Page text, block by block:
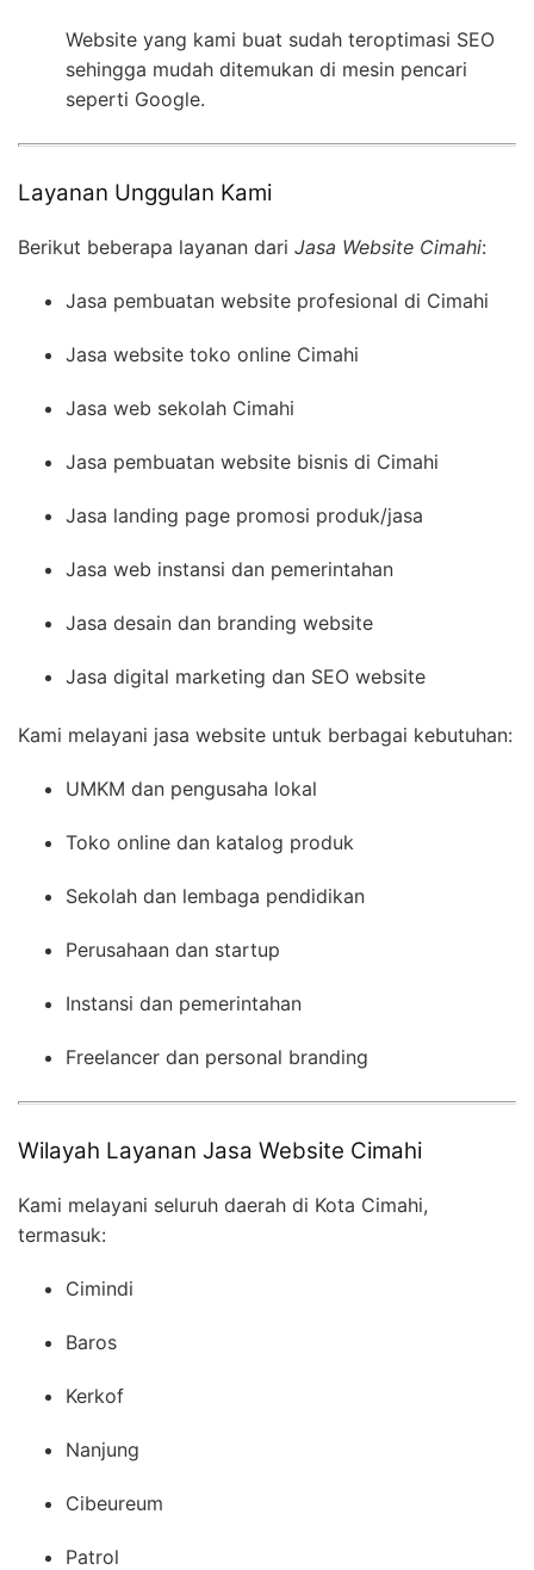
Website yang kami buat sudah teroptimasi SEO
sehingga mudah ditemukan di mesin pencari
seperti Google.
Layanan Unggulan Kami
Berikut beberapa layanan dari Jasa Website Cimahi:
Jasa pembuatan website profesional di Cimahi
Jasa website toko online Cimahi
Jasa web sekolah Cimahi
Jasa pembuatan website bisnis di Cimahi
Jasa landing page promosi produk/jasa
Jasa web instansi dan pemerintahan
Jasa desain dan branding website
Jasa digital marketing dan SEO website
Kami melayani jasa website untuk berbagai kebutuhan:
UMKM dan pengusaha lokal
Toko online dan katalog produk
Sekolah dan lembaga pendidikan
Perusahaan dan startup
Instansi dan pemerintahan
Freelancer dan personal branding
Wilayah Layanan Jasa Website Cimahi
Kami melayani seluruh daerah di Kota Cimahi,
termasuk:
Cimindi
Baros
Kerkof
Nanjung
Cibeureum
Patrol